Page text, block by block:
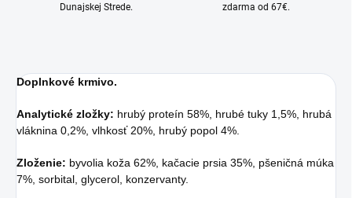
Dunajskej Strede.
zdarma od 67€.
Doplnkové krmivo.
Analytické zložky: hrubý proteín 58%, hrubé tuky 1,5%, hrubá
vláknina 0,2%, vlhkosť 20%, hrubý popol 4%.
Zloženie: byvolia koža 62%, kačacie prsia 35%, pšeničná múka
7%, sorbital, glycerol, konzervanty.